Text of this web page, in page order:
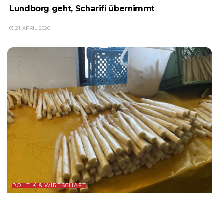
Lundborg geht, Scharifi übernimmt
21. APRIL 2026
POLITIK & WIRTSCHAFT